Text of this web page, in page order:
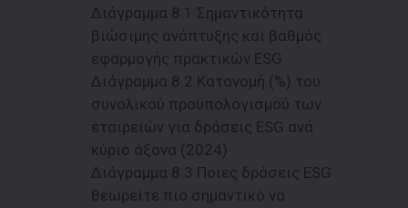
Διάγραμμα 8.1 Σημαντικότητα
βιώσιμης ανάπτυξης και βαθμός
εφαρμογής πρακτικών ESG
Διάγραμμα 8.2 Κατανομή (%) του
συνολικού προϋπολογισμού των
εταιρειών για δράσεις ESG ανά
κύριο άξονα (2024)
Διάγραμμα 8.3 Ποιες δράσεις ESG
θεωρείτε πιο σημαντικό να